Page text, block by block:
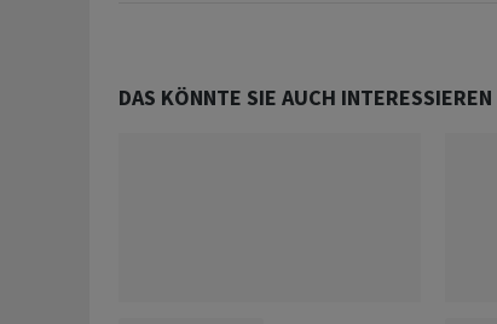
DAS KÖNNTE SIE AUCH INTERESSIEREN